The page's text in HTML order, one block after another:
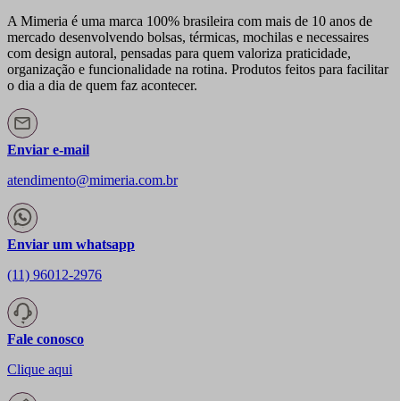
A Mimeria é uma marca 100% brasileira com mais de 10 anos de
mercado desenvolvendo bolsas, térmicas, mochilas e necessaires
com design autoral, pensadas para quem valoriza praticidade,
organização e funcionalidade na rotina. Produtos feitos para facilitar
o dia a dia de quem faz acontecer.
Enviar e-mail
atendimento@mimeria.com.br
Enviar um whatsapp
(11) 96012-2976
Fale conosco
Clique aqui